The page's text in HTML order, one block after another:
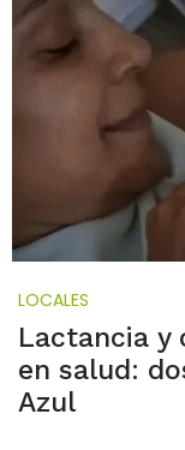
LOCALES
Lactancia y
en salud:
Azul